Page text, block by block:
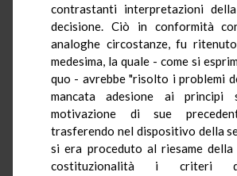
contrastanti interpretazioni
decisione. Ciò in conformità
analoghe circostanze, fu
medesima, la quale - come si
quo - avrebbe "risolto i problemi
mancata adesione ai principi
motivazione di sue
trasferendo nel dispositivo della
si era proceduto al riesame
costituzionalità i criteri